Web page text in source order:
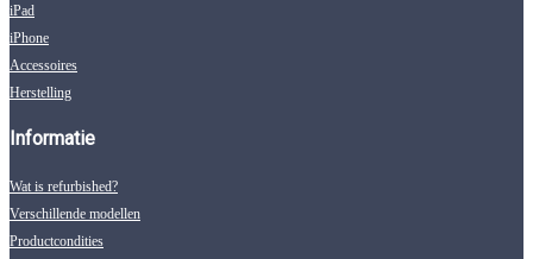
iPad
iPhone
Accessoires
Herstelling
Informatie
Wat is refurbished?
Verschillende modellen
Productcondities